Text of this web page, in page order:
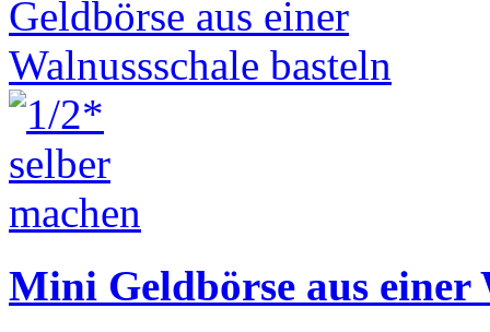
Mini Geldbörse aus einer